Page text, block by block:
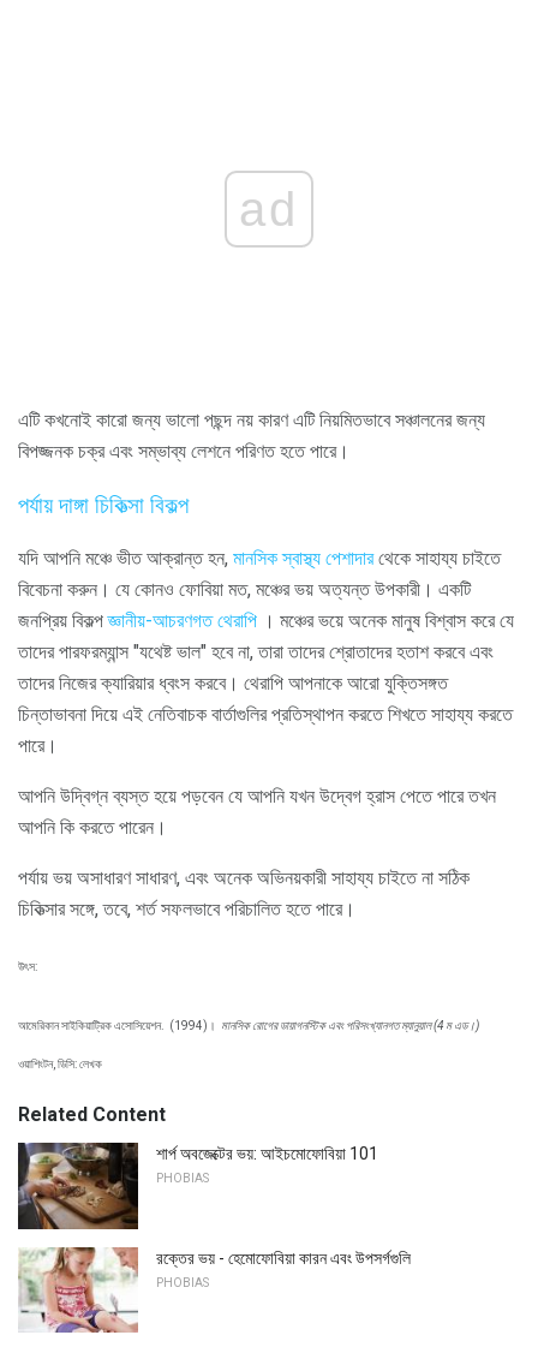
ad
এটি কখনোই কারো জন্য ভালো পছন্দ নয় কারণ এটি নিয়মিতভাবে সঞ্চালনের জন্য
বিপজ্জনক চক্র এবং সম্ভাব্য লেশনে পরিণত হতে পারে।
পর্যায় দাঙ্গা চিকিত্সা বিকল্প
যদি আপনি মঞ্চে ভীত আক্রান্ত হন, মানসিক স্বাস্থ্য পেশাদারথেকে সাহায্য চাইতে
বিবেচনা করুন। যে কোনও ফোবিয়া মত, মঞ্চের ভয় অত্যন্ত উপকারী। একটি
জনপ্রিয় বিকল্পজ্ঞানীয়-আচরণগত থেরাপি । মঞ্চের ভয়ে অনেক মানুষ বিশ্বাস করে যে
তাদের পারফরম্যান্স "যথেষ্ট ভাল" হবে না, তারা তাদের শ্রোতাদের হতাশ করবে এবং
তাদের নিজের ক্যারিয়ার ধ্বংস করবে। থেরাপি আপনাকে আরো যুক্তিসঙ্গত
চিন্তাভাবনা দিয়ে এই নেতিবাচক বার্তাগুলির প্রতিস্থাপন করতে শিখতে সাহায্য করতে
পারে।
আপনি উদ্বিগ্ন ব্যস্ত হয়ে পড়বেন যে আপনি যখন উদ্বেগ হ্রাস পেতে পারে তখন
আপনি কি করতে পারেন।
পর্যায় ভয় অসাধারণ সাধারণ, এবং অনেক অভিনয়কারী সাহায্য চাইতে না সঠিক
চিকিত্সার সঙ্গে, তবে, শর্ত সফলভাবে পরিচালিত হতে পারে।
উৎস:
আমেরিকান সাইকিয়াট্রিক এসোসিয়েশন. (1994)। মানসিক রোগের ডায়াগনস্টিক এবং পরিসংখ্যানগত ম্যানুয়াল (4 ম এড।)
ওয়াশিংটন, ডিসি: লেখক
Related Content
শার্প অবজেক্টের ভয়: আইচমোফোবিয়া 101
PHOBIAS
রক্তের ভয় - হেমোফোবিয়া কারন এবং উপসর্গগুলি
PHOBIAS